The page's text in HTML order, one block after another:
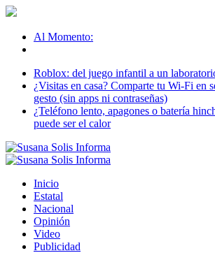
Al Momento:
Roblox: del juego infantil a un
¿Visitas en casa? Comparte tu Wi-Fi en
gesto (sin apps ni contraseñas)
¿Teléfono lento, apagones o batería
puede ser el calor
Inicio
Estatal
Nacional
Opinión
Video
Publicidad